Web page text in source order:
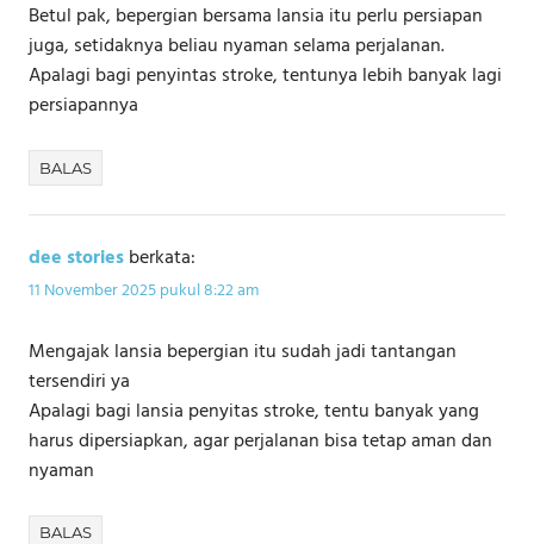
Betul pak, bepergian bersama lansia itu perlu persiapan
juga, setidaknya beliau nyaman selama perjalanan.
Apalagi bagi penyintas stroke, tentunya lebih banyak lagi
persiapannya
BALAS
dee storiesberkata:
11 November 2025 pukul 8:22 am
Mengajak lansia bepergian itu sudah jadi tantangan
tersendiri ya
Apalagi bagi lansia penyitas stroke, tentu banyak yang
harus dipersiapkan, agar perjalanan bisa tetap aman dan
nyaman
BALAS